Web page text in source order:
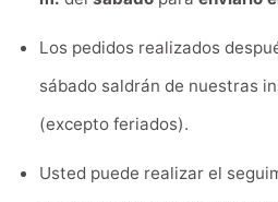
Los pedidos realizados
sábado saldrán de nuestras
(excepto feriados).
Usted puede realizar el